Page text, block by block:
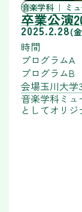
音楽学科 ミ
卒業公演
2025.2.28(
時間
プログラムA
プログラムB
会場玉川大学
音楽学科ミ
としてオリジ